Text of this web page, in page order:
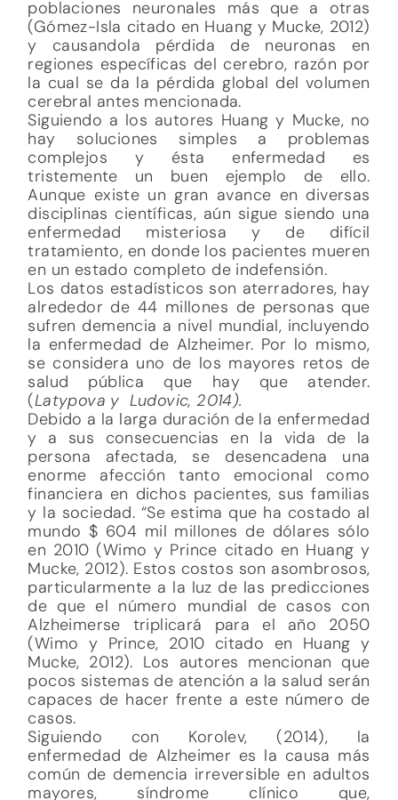
poblaciones neuronales más que a otras
(Gómez-Isla citado en Huang y Mucke, 2012)
y causandola pérdida de neuronas en
regiones específicas del cerebro, razón por
la cual se da la pérdida global del volumen
cerebral antes mencionada.
Siguiendo a los autores Huang y Mucke, no
hay soluciones simples a problemas
complejos y ésta enfermedad es
tristemente un buen ejemplo de ello.
Aunque existe un gran avance en diversas
disciplinas científicas, aún sigue siendo una
enfermedad misteriosa y de difícil
tratamiento, en donde los pacientes mueren
en un estado completo de indefensión.
Los datos estadísticos son aterradores, hay
alrededor de 44 millones de personas que
sufren demencia a nivel mundial, incluyendo
la enfermedad de Alzheimer. Por lo mismo,
se considera uno de los mayores retos de
salud pública que hay que atender.
(Latypova y Ludovic, 2014).
Debido a la larga duración de la enfermedad
y a sus consecuencias en la vida de la
persona afectada, se desencadena una
enorme afección tanto emocional como
financiera en dichos pacientes, sus familias
y la sociedad. “Se estima que ha costado al
mundo $ 604 mil millones de dólares sólo
en 2010 (Wimo y Prince citado en Huang y
Mucke, 2012). Estos costos son asombrosos,
particularmente a la luz de las predicciones
de que el número mundial de casos con
Alzheimerse triplicará para el año 2050
(Wimo y Prince, 2010 citado en Huang y
Mucke, 2012). Los autores mencionan que
pocos sistemas de atención a la salud serán
capaces de hacer frente a este número de
casos.
Siguiendo con Korolev, (2014), la
enfermedad de Alzheimer es la causa más
común de demencia irreversible en adultos
mayores, síndrome clínico que,